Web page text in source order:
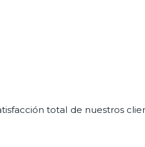
total de nuestros